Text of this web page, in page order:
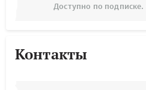
Доступно по подписке.
Контакты